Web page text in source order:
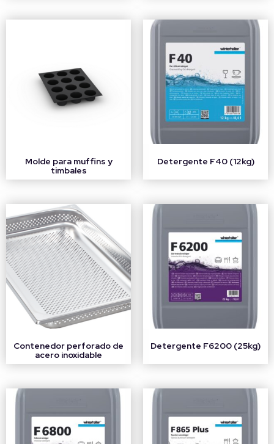
Molde para muffins y
timbales
Detergente F40 (12kg)
Contenedor perforado de
acero inoxidable
Detergente F6200 (25kg)